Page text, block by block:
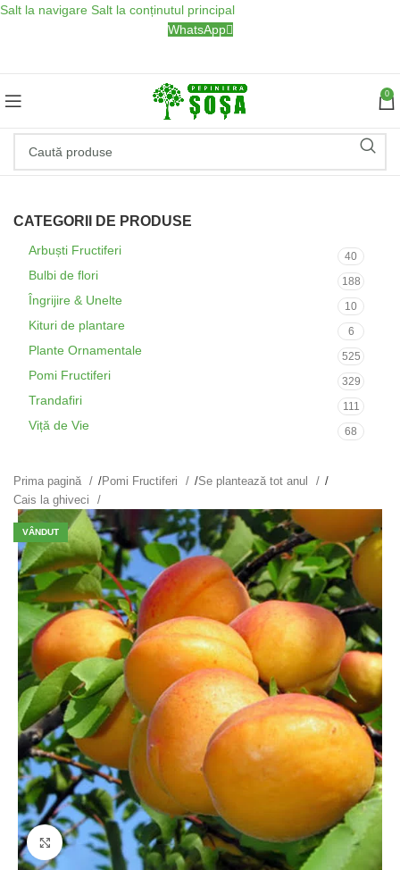
Salt la navigare Salt la conținutul principal
WhatsApp
0
CATEGORII DE PRODUSE
Arbuști Fructiferi 40
Bulbi de flori 188
Îngrijire & Unelte 10
Kituri de plantare 6
Plante Ornamentale 525
Pomi Fructiferi 329
Trandafiri 111
Viță de Vie 68
Prima pagină /Pomi Fructiferi /Se plantează tot anul
/
Cais la ghiveci
VÂNDUT
Fă clic pentru a mări